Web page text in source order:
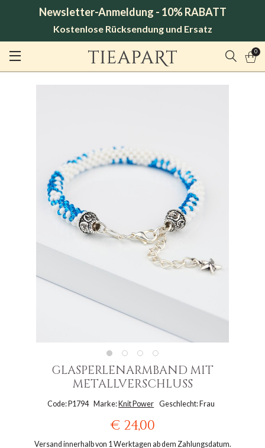
Newsletter-Anmeldung - 10% RABATT
Kostenlose Rücksendung und Ersatz
0
GLASPERLENARMBAND MIT
METALLVERSCHLUSS
Code: P1794 Marke: Knit Power Geschlecht: Frau
€ 24,00
Versand innerhalb von 1 Werktagen ab dem Zahlungsdatum.